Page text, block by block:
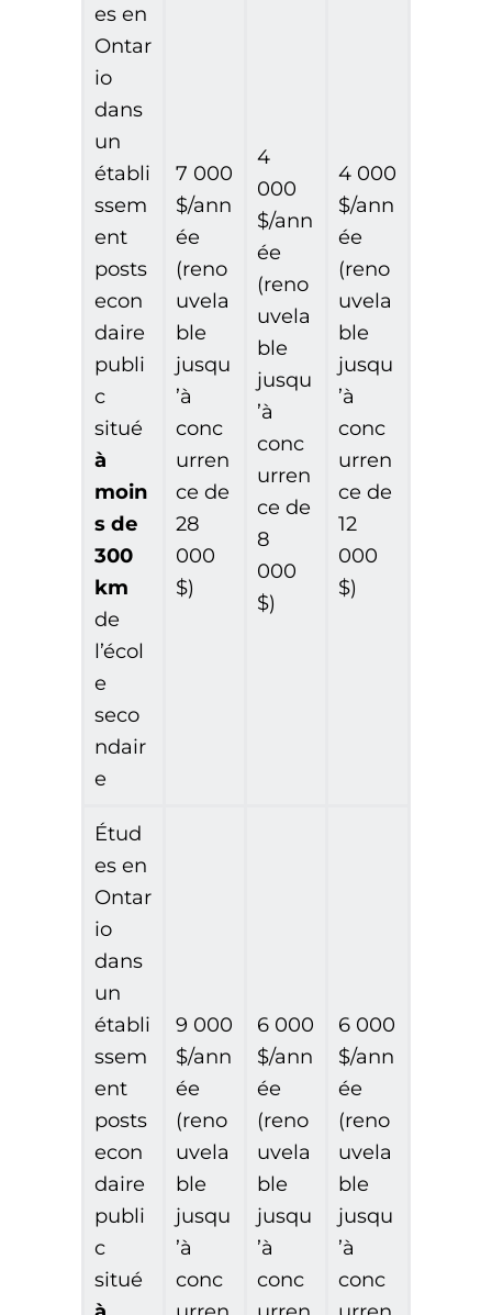
es en
Ontar
io
dans
un
établi
ssem
ent
posts
econ
daire
publi
c
situé
à
moin
s de
300
km
de
l’écol
e
seco
ndair
e
7 000
$/ann
ée
(reno
uvela
ble
jusqu
’à
conc
urren
ce de
28
000
$)
4
000
$/ann
ée
(reno
uvela
ble
jusqu
’à
conc
urren
ce de
8
000
$)
4 000
$/ann
ée
(reno
uvela
ble
jusqu
’à
conc
urren
ce de
12
000
$)
Étud
es en
Ontar
io
dans
un
établi
ssem
ent
posts
econ
daire
publi
c
situé
9 000
$/ann
ée
(reno
uvela
ble
jusqu
’à
conc
6 000
$/ann
ée
(reno
uvela
ble
jusqu
’à
conc
6 000
$/ann
ée
(reno
uvela
ble
jusqu
’à
conc